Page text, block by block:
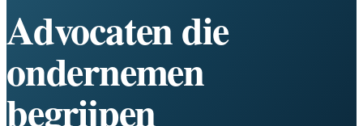
Advocaten die
ondernemen
begrijpen